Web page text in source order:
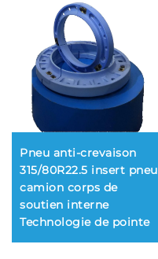
Pneu anti-crevaison
315/80R22.5 insert pneu
camion corps de
soutien interne
Technologie de pointe